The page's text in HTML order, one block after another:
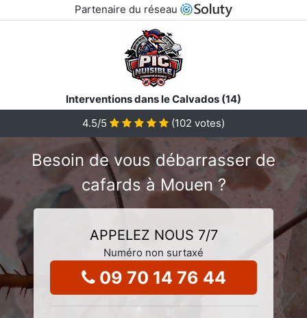
Partenaire du réseau
Interventions dans le Calvados (14)
4.5/5 (102 votes)
Besoin de vous débarrasser de
cafards à Mouen ?
APPELEZ NOUS 7/7
Numéro non surtaxé
09 70 14 76 44